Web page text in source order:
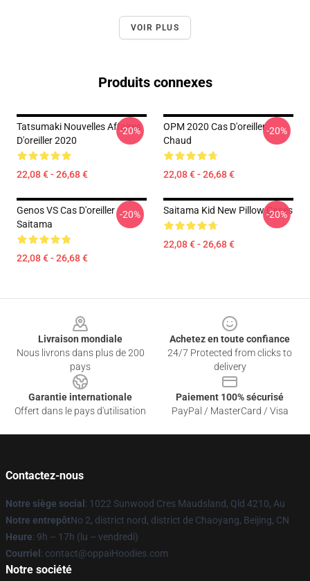
VOIR PLUS
Produits connexes
Tatsumaki Nouvelles Affaires
D'oreiller 2020
22,08 € - 26,68 €
-20%
OPM 2020 Cas D'oreiller
Chaud
22,08 € - 26,68 €
-20%
Genos VS Cas D'oreiller
Saitama
22,08 € - 26,68 €
-20% Saitama Kid New Pillow Cases
22,08 € - 26,68 €
-20%
Livraison mondiale
Nous livrons dans plus de 200
pays
Achetez en toute confiance
24/7 Protected from clicks to
delivery
Garantie internationale
Offert dans le pays d'utilisation
Paiement 100% sécurisé
PayPal / MasterCard / Visa
Contactez-nous
Notre siège social : 1022 Sunwood Cres Maudsland, Qld 4210, Au
Notre entrepôtNo 2, district nord, district de Chaoyang, Beijing, CN
Heure: 9h – 17h (lu – vendredi)
Courriel : contact@oppaiHoodies.com
Notre société